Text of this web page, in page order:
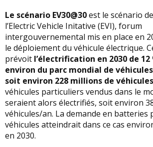
Le scénario EV30@30est le scénario
l’Electric Vehicle Initative (EVI), forum
intergouvernemental mis en place en
le déploiement du véhicule électrique.
prévoit l’électrification en 2030 de 12
environ du parc mondial de
soit environ 228 millions de véhicules
véhicules particuliers vendus dans le
seraient alors électrifiés, soit environ
véhicules/an. La demande en batteries
véhicules atteindrait dans ce cas
en 2030.